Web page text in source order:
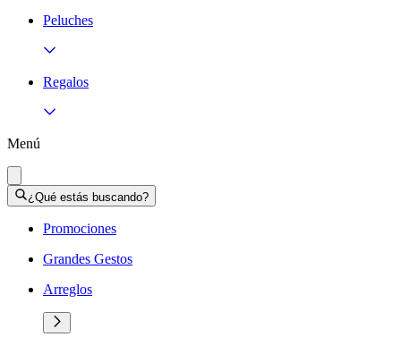
Peluches
Regalos
Menú
¿Qué estás buscando?
Promociones
Grandes Gestos
Arreglos